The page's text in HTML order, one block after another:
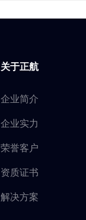
关于正航
企业简介
企业实力
荣誉客户
资质证书
解决方案